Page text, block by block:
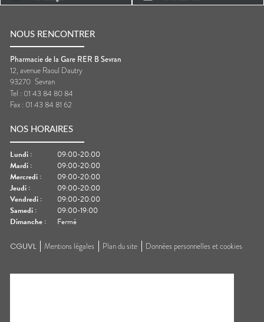
NOUS RENCONTRER
Pharmacie de la Gare RER B Sevran
12, avenue Raoul Dautry
93270 Sevran
Tel : 01 43 84 80 84
Fax : 01 43 84 81 62
NOS HORAIRES
Lundi :
09:00-20:00
Mardi :
09:00-20:00
Mercredi :
09:00-20:00
Jeudi :
09:00-20:00
Vendredi :
09:00-20:00
Samedi :
09:00-19:00
Dimanche : Fermé
CGUVL Mentions légales Plan du site Données personnelles et cookies